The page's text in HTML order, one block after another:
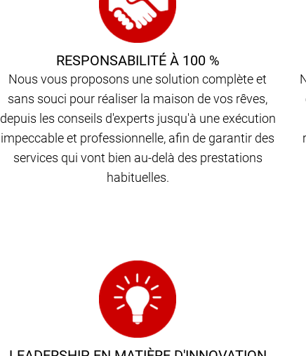
RESPONSABILITÉ À 100 %
Nous vous proposons une solution complète et
sans souci pour réaliser la maison de vos rêves,
depuis les conseils d'experts jusqu'à une exécution
impeccable et professionnelle, afin de garantir des
services qui vont bien au-delà des prestations
habituelles.